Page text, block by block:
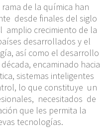
de la química han
desde finales del siglo
crecimiento de la
desarrollados y el
así como el desarrollo
encaminado hacia
sistemas inteligentes
lo que constituye un
necesitados de
que les permita la
tecnologías.